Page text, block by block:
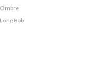
Ombre
Long Bob